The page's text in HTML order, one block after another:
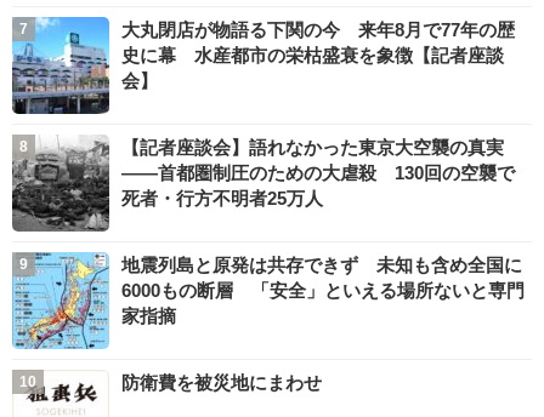
大丸閉店が物語る下関の今 来年8月で77年の歴
史に幕 水産都市の栄枯盛衰を象徴【記者座談
会】
【記者座談会】語れなかった東京大空襲の真実
――首都圏制圧のための大虐殺 130回の空襲で
死者・行方不明者25万人
地震列島と原発は共存できず 未知も含め全国に
6000もの断層 「安全」といえる場所ないと専門
家指摘
防衛費を被災地にまわせ